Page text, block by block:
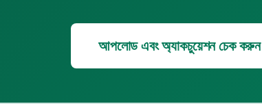
আপলোড এবং অ্যাকচুয়েশন চেক করুন